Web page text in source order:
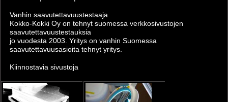
Vanhin saavutettavuus­testaaja
Kokko-Kokki Oy on tehnyt suomessa verkkosivustojen
saavutettavuus­testauksia
jo vuodesta 2003. Yritys on vanhin Suomessa
saavutettavuusasioita tehnyt yritys.
Kiinnostavia sivustoja